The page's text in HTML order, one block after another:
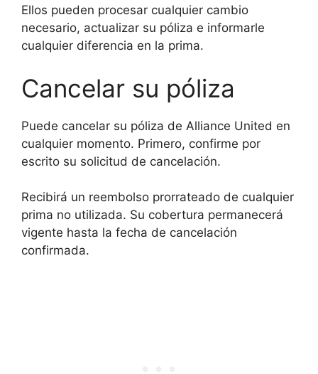
Ellos pueden procesar cualquier cambio
necesario, actualizar su póliza e informarle
cualquier diferencia en la prima.
Cancelar su póliza
Puede cancelar su póliza de Alliance United en
cualquier momento. Primero, confirme por
escrito su solicitud de cancelación.
Recibirá un reembolso prorrateado de cualquier
prima no utilizada. Su cobertura permanecerá
vigente hasta la fecha de cancelación
confirmada.